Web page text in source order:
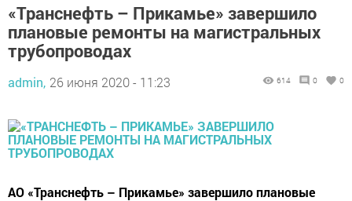
«Транснефть – Прикамье» завершило
плановые ремонты на магистральных
трубопроводах
admin, 26 июня 2020 - 11:23 614 0 0
АО «Транснефть – Прикамье» завершило плановые